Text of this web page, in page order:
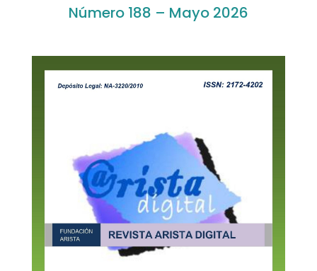
Número 188 – Mayo 2026